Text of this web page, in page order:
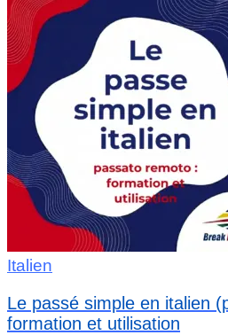
Italien
Le passé simple en italien
formation et utilisation